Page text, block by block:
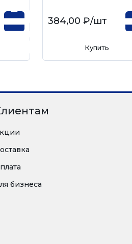
384,00 ₽/шт
Купить
бизнеса